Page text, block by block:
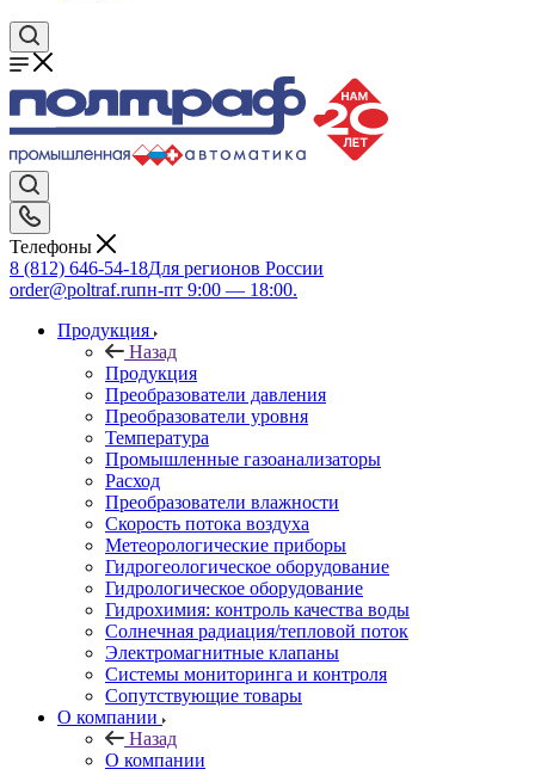
Телефоны
8 (812) 646-54-18Для регионов России
order@poltraf.ruпн-пт 9:00 — 18:00.
Продукция
Назад
Продукция
Преобразователи давления
Преобразователи уровня
Температура
Промышленные газоанализаторы
Расход
Преобразователи влажности
Скорость потока воздуха
Метеорологические приборы
Гидрогеологическое оборудование
Гидрологическое оборудование
Гидрохимия: контроль качества воды
Солнечная радиация/тепловой поток
Электромагнитные клапаны
Системы мониторинга и контроля
Сопутствующие товары
О компании
Назад
О компании